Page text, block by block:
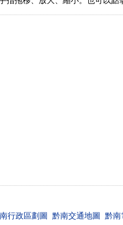
行政區劃圖 黔南交通地圖 黔南